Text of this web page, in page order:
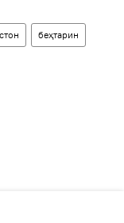
беҳтарин